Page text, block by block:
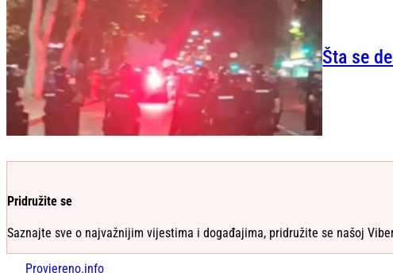
Šta se
Pridružite se
Saznajte sve o najvažnijim vijestima i događajima, pridružite se našoj
Provjereno.info